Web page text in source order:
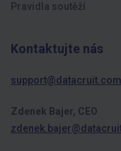
Pravidla soutěží
Kontaktujte nás
support@datacruit.com
Zdenek Bajer, CEO